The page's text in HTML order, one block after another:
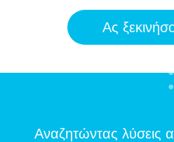
Ας
Αναζητώντας λύσεις